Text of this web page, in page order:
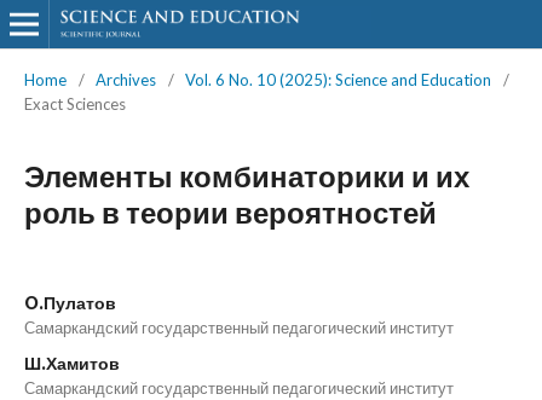
Home / Archives / Vol. 6 No. 10 (2025): Science and Education
/
Exact Sciences
Элементы комбинаторики и их
роль в теории вероятностей
O.Пулатов
Самаркандский государственный педагогический институт
Ш.Хамитов
Самаркандский государственный педагогический институт